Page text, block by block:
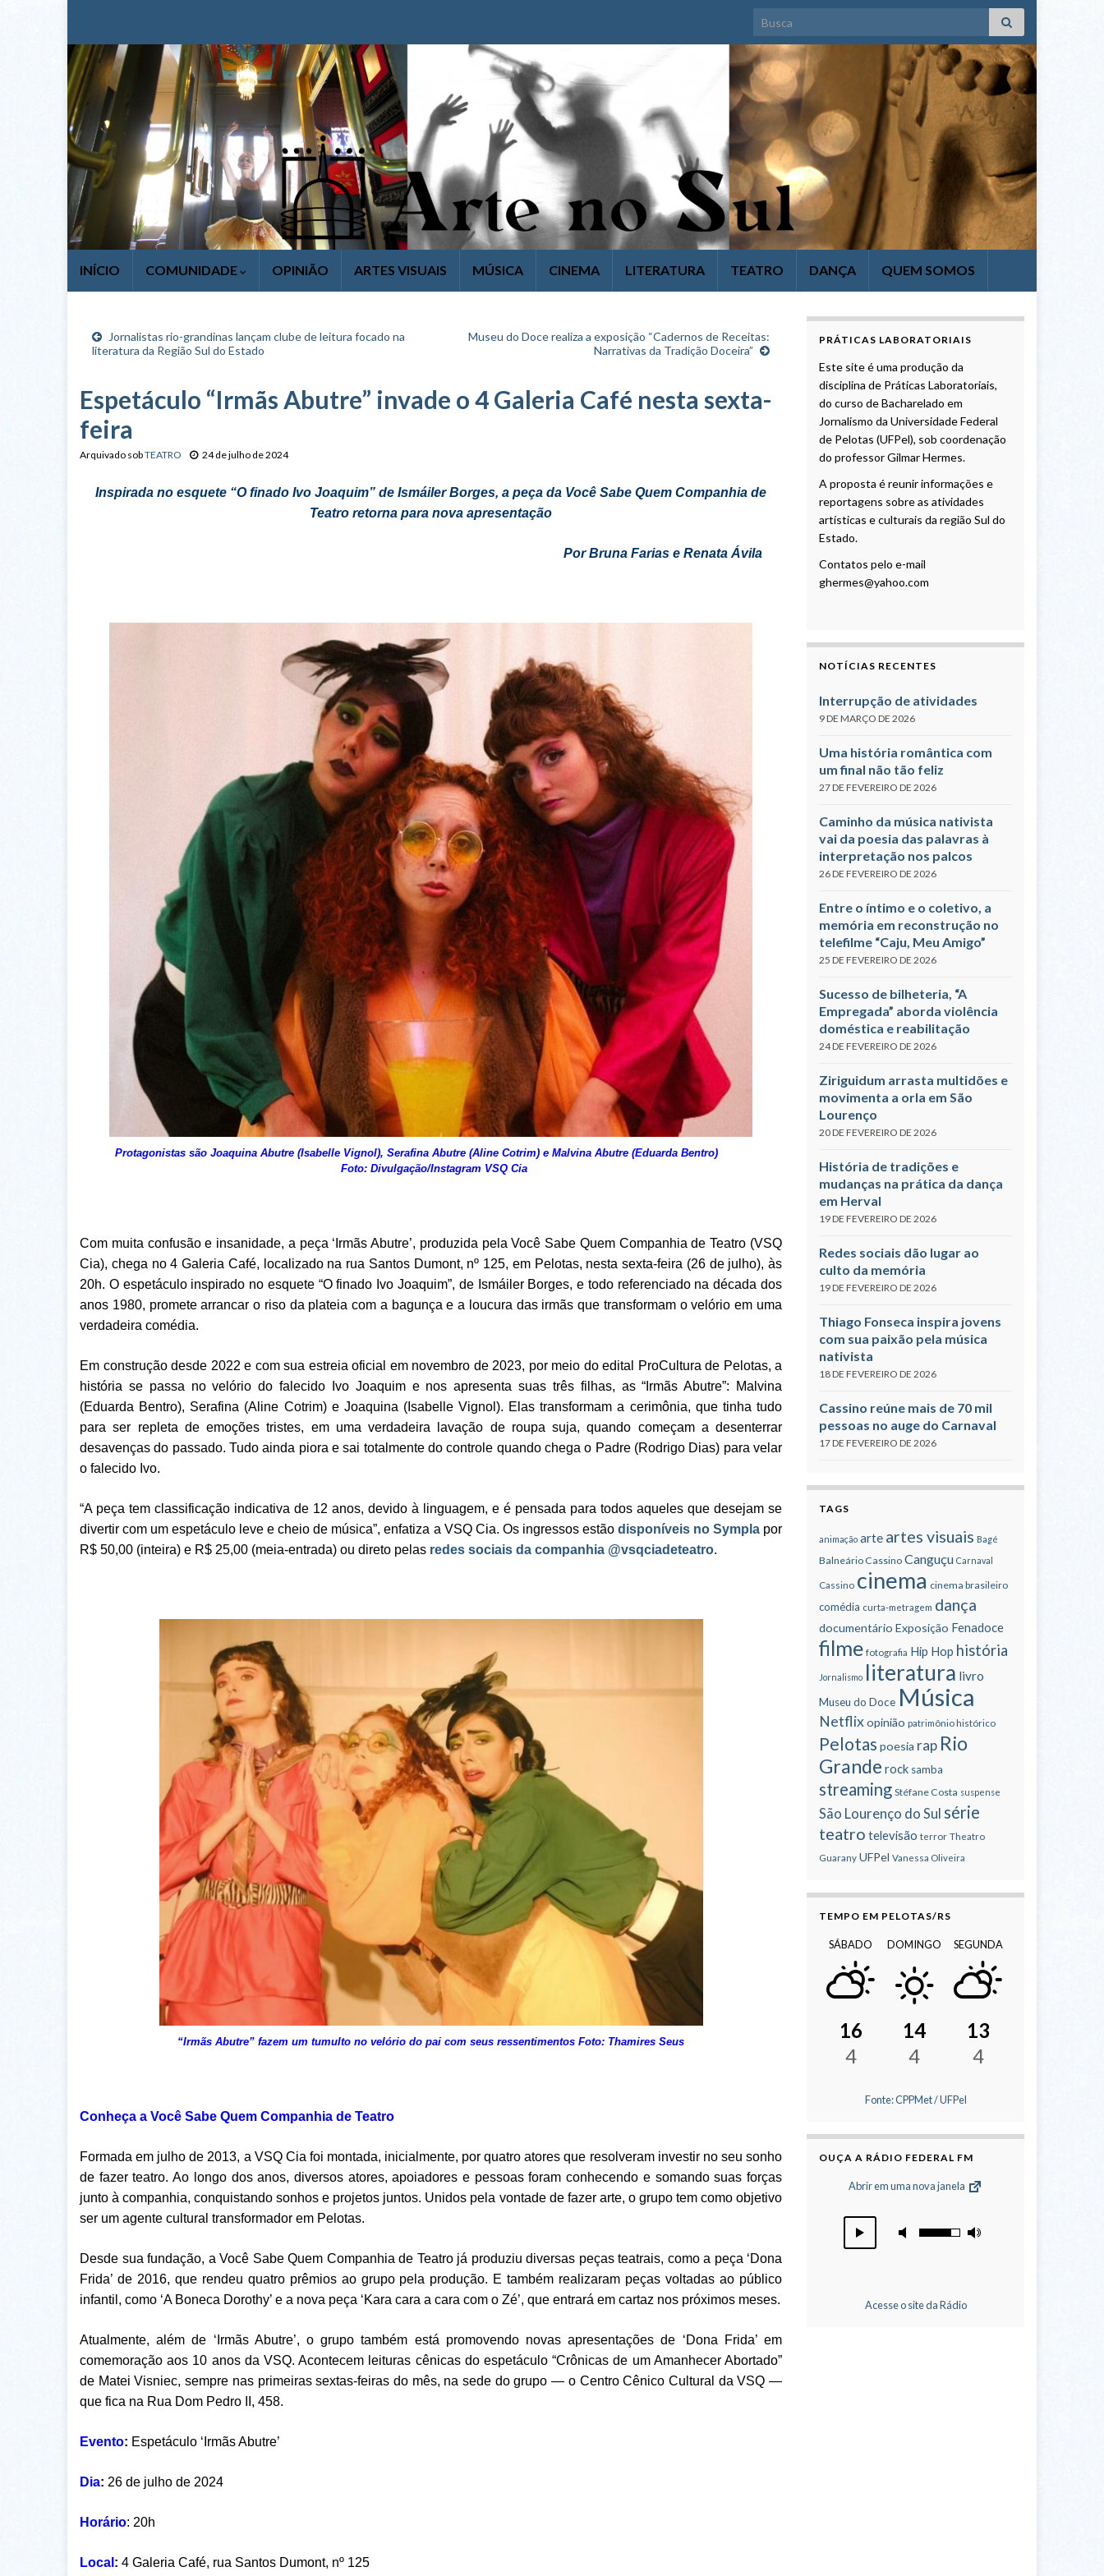
Search for:
INÍCIO COMUNIDADE OPINIÃO ARTES VISUAIS MÚSICA CINEMA LITERATURA TEATRO DANÇA QUEM SOMOS
Jornalistas rio-grandinas lançam clube de leitura focado na
literatura da Região Sul do Estado
Museu do Doce realiza a exposição “Cadernos de Receitas:
Narrativas da Tradição Doceira”
Espetáculo “Irmãs Abutre” invade o 4 Galeria Café nesta sexta-
feira
Arquivado sobTEATRO 24 de julho de 2024
Inspirada no esquete “O finado Ivo Joaquim” de Ismáiler Borges, a peça da Você Sabe Quem Companhia de
Teatro retorna para nova apresentação
Por Bruna Farias e Renata Ávila
Protagonistas são Joaquina Abutre (Isabelle Vignol), Serafina Abutre (Aline Cotrim) e Malvina Abutre (Eduarda Bentro)
Foto: Divulgação/Instagram VSQ Cia
Com muita confusão e insanidade, a peça ‘Irmãs Abutre’, produzida pela Você Sabe Quem Companhia de Teatro (VSQ
Cia), chega no 4 Galeria Café, localizado na rua Santos Dumont, nº 125, em Pelotas, nesta sexta-feira (26 de julho), às
20h. O espetáculo inspirado no esquete “O finado Ivo Joaquim”, de Ismáiler Borges, e todo referenciado na década dos
anos 1980, promete arrancar o riso da plateia com a bagunça e a loucura das irmãs que transformam o velório em uma
verdadeira comédia.
Em construção desde 2022 e com sua estreia oficial em novembro de 2023, por meio do edital ProCultura de Pelotas, a
história se passa no velório do falecido Ivo Joaquim e nos apresenta suas três filhas, as “Irmãs Abutre”: Malvina
(Eduarda Bentro), Serafina (Aline Cotrim) e Joaquina (Isabelle Vignol). Elas transformam a cerimônia, que tinha tudo
para ser repleta de emoções tristes, em uma verdadeira lavação de roupa suja, quando começam a desenterrar
desavenças do passado. Tudo ainda piora e sai totalmente do controle quando chega o Padre (Rodrigo Dias) para velar
o falecido Ivo.
“A peça tem classificação indicativa de 12 anos, devido à linguagem, e é pensada para todos aqueles que desejam se
divertir com um espetáculo leve e cheio de música”, enfatiza a VSQ Cia. Os ingressos estão disponíveis no Symplapor
R$ 50,00 (inteira) e R$ 25,00 (meia-entrada) ou direto pelas redes sociais da companhia @vsqciadeteatro.
“Irmãs Abutre” fazem um tumulto no velório do pai com seus ressentimentos Foto: Thamires Seus
Conheça a Você Sabe Quem Companhia de Teatro
Formada em julho de 2013, a VSQ Cia foi montada, inicialmente, por quatro atores que resolveram investir no seu sonho
de fazer teatro. Ao longo dos anos, diversos atores, apoiadores e pessoas foram conhecendo e somando suas forças
junto à companhia, conquistando sonhos e projetos juntos. Unidos pela vontade de fazer arte, o grupo tem como objetivo
ser um agente cultural transformador em Pelotas.
Desde sua fundação, a Você Sabe Quem Companhia de Teatro já produziu diversas peças teatrais, como a peça ‘Dona
Frida’ de 2016, que rendeu quatro prêmios ao grupo pela produção. E também realizaram peças voltadas ao público
infantil, como ‘A Boneca Dorothy’ e a nova peça ‘Kara cara a cara com o Zé’, que entrará em cartaz nos próximos meses.
Atualmente, além de ‘Irmãs Abutre’, o grupo também está promovendo novas apresentações de ‘Dona Frida’ em
comemoração aos 10 anos da VSQ. Acontecem leituras cênicas do espetáculo “Crônicas de um Amanhecer Abortado”
de Matei Visniec, sempre nas primeiras sextas-feiras do mês, na sede do grupo — o Centro Cênico Cultural da VSQ —
que fica na Rua Dom Pedro II, 458.
Evento: Espetáculo ‘Irmãs Abutre’
Dia: 26 de julho de 2024
Horário: 20h
Local : 4 Galeria Café, rua Santos Dumont, nº 125
PRÁTICAS LABORATORIAIS
Este site é uma produção da
disciplina de Práticas Laboratoriais,
do curso de Bacharelado em
Jornalismo da Universidade Federal
de Pelotas (UFPel), sob coordenação
do professor Gilmar Hermes.
A proposta é reunir informações e
reportagens sobre as atividades
artísticas e culturais da região Sul do
Estado.
Contatos pelo e-mail
ghermes@yahoo.com
NOTÍCIAS RECENTES
Interrupção de atividades
9 DE MARÇO DE 2026
Uma história romântica com
um final não tão feliz
27 DE FEVEREIRO DE 2026
Caminho da música nativista
vai da poesia das palavras à
interpretação nos palcos
26 DE FEVEREIRO DE 2026
Entre o íntimo e o coletivo, a
memória em reconstrução no
telefilme “Caju, Meu Amigo”
25 DE FEVEREIRO DE 2026
Sucesso de bilheteria, “A
Empregada” aborda violência
doméstica e reabilitação
24 DE FEVEREIRO DE 2026
Ziriguidum arrasta multidões e
movimenta a orla em São
Lourenço
20 DE FEVEREIRO DE 2026
História de tradições e
mudanças na prática da dança
em Herval
19 DE FEVEREIRO DE 2026
Redes sociais dão lugar ao
culto da memória
19 DE FEVEREIRO DE 2026
Thiago Fonseca inspira jovens
com sua paixão pela música
nativista
18 DE FEVEREIRO DE 2026
Cassino reúne mais de 70 mil
pessoas no auge do Carnaval
17 DE FEVEREIRO DE 2026
TAGS
animação arte artes visuais Bagé
Balneário Cassino Canguçu Carnaval
Cassino cinema cinema brasileiro
comédia curta-metragem dança
documentário Exposição Fenadoce
filme fotografia Hip Hop história
Jornalismo literatura livro
Museu do Doce Música
Netflixopinião patrimônio histórico
Pelotas poesia rap Rio
Grande rock samba
streaming Stéfane Costa suspense
São Lourenço do Sul série
teatro televisão terror Theatro
Guarany UFPel Vanessa Oliveira
TEMPO EM PELOTAS/RS
SÁBADO
16
4
DOMINGO
14
4
SEGUNDA
13
4
Fonte: CPPMet / UFPel
OUÇA A RÁDIO FEDERAL FM
Abrir em uma nova janela
Acesse o site da Rádio